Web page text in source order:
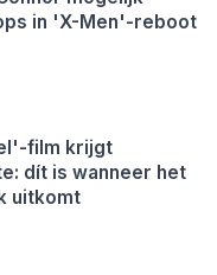
in 'X-Men'-reboot
film krijgt
dít is wanneer het
uitkomt